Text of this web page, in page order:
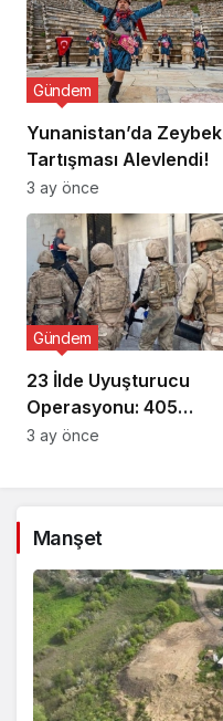
Yunanistan’da Zeybek
Tartışması Alevlendi!
Gündem
3 ay önce
23 İlde Uyuşturucu
Operasyonu: 405
Gözaltı!
Gündem
3 ay önce
Manşet